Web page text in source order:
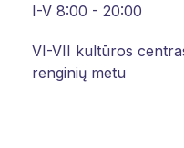
I-V 8:00 - 20:00
VI-VII kultūros
renginių metu